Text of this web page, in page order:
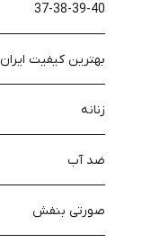
37-38-39-40
بهترین کیفیت ایران
زنانه
ضد آب
صورتی بنفش